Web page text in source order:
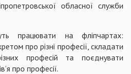
обласної служби
працювати на фліпчартах:
про різні професії, складати
професій та поєднувати
про професії.